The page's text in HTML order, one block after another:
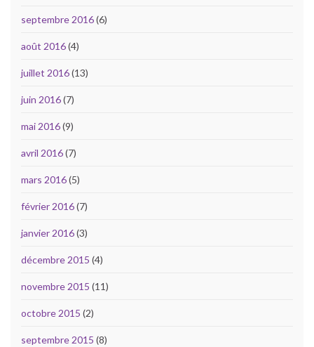
septembre 2016(6)
août 2016(4)
juillet 2016(13)
juin 2016(7)
mai 2016(9)
avril 2016(7)
mars 2016(5)
février 2016(7)
janvier 2016(3)
décembre 2015 (4)
novembre 2015 (11)
octobre 2015 (2)
septembre 2015 (8)